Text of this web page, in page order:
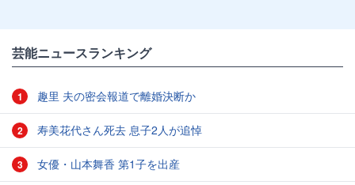
芸能ニュースランキング
1 趣里 夫の密会報道で離婚決断か
2 寿美花代さん死去 息子2人が追悼
3 女優・山本舞香 第1子を出産